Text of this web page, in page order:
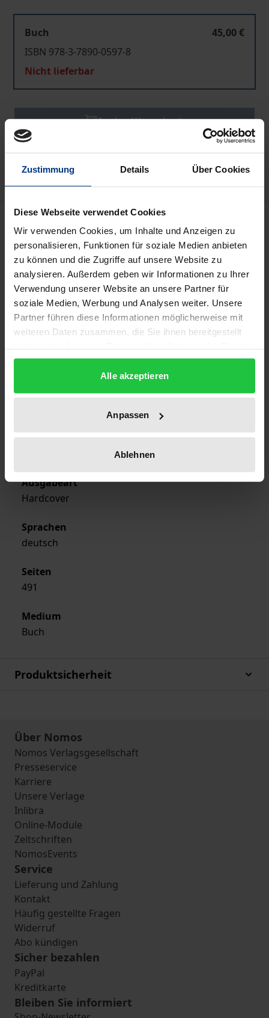
Zustimmung Details Über Cookies
Diese Webseite verwendet Cookies
Wir verwenden Cookies, um Inhalte und Anzeigen zu
personalisieren, Funktionen für soziale Medien anbieten
zu können und die Zugriffe auf unsere Website zu
analysieren. Außerdem geben wir Informationen zu Ihrer
Verwendung unserer Website an unsere Partner für
soziale Medien, Werbung und Analysen weiter. Unsere
Partner führen diese Informationen möglicherweise mit
weiteren Daten zusammen, die Sie ihnen bereitgestellt
gesammelt haben.
Alle akzeptieren
Anpassen
Ablehnen
Buch
45,00 €
ISBN 978-3-7890-0597-8
Nicht lieferbar
In den Warenkorb
Zur Wunschliste hinzufügen
Hinweise zu Versandkosten
Bibliografische Angaben
Auflage
1
ISBN
978-3-7890-0597-8
Erscheinungsjahr
Verlag
Ausgabeart
Hardcover
Sprachen
deutsch
Seiten
491
Medium
Buch
Produktsicherheit
Über Nomos
Nomos Verlagsgesellschaft
Presseservice
Karriere
Unsere Verlage
Inlibra
Online-Module
Zeitschriften
NomosEvents
Service
Lieferung und Zahlung
Kontakt
Häufig gestellte Fragen
Widerruf
Abo kündigen
Sicher bezahlen
PayPal
Kreditkarte
Bleiben Sie informiert